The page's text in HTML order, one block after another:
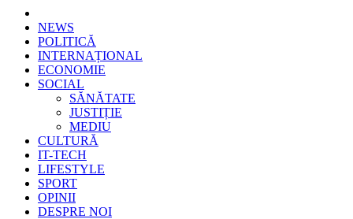
Epoca
Cele mai noi știri online din România
NEWS
POLITICĂ
INTERNAȚIONAL
ECONOMIE
SOCIAL
SĂNĂTATE
JUSTIȚIE
MEDIU
CULTURĂ
IT-TECH
LIFESTYLE
SPORT
OPINII
DESPRE NOI